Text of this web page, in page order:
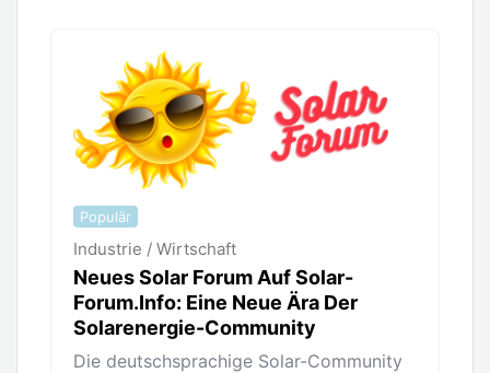
Populär
Industrie / Wirtschaft
Neues Solar Forum Auf Solar-
Forum.info: Eine Neue Ära Der
Solarenergie-Community
Die deutschsprachige Solar-Community